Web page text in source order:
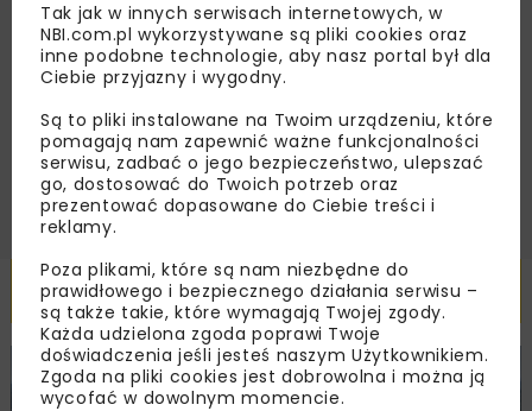
Zapoznałam/em się zPolityką Prywatnościi
Regulaminemoraz wyrażam zgodę na otrzymywanie na
podany przeze mnie adres e-mail korespondencji
handlowej w postaci newslettera.
ZAPISZ MNIE
Powiązane artykuły
KOLEJ WIADOMOŚCI INWESTYCJE
Tak jak w innych serwisach internetowych, w
NBI.com.pl wykorzystywane są pliki cookies oraz
inne podobne technologie, aby nasz portal był dla
Ciebie przyjazny i wygodny.
Są to pliki instalowane na Twoim urządzeniu, które
pomagają nam zapewnić ważne funkcjonalności
serwisu, zadbać o jego bezpieczeństwo, ulepszać
go, dostosować do Twoich potrzeb oraz
prezentować dopasowane do Ciebie treści i
reklamy.
Poza plikami, które są nam niezbędne do
prawidłowego i bezpiecznego działania serwisu –
są także takie, które wymagają Twojej zgody.
Każda udzielona zgoda poprawi Twoje
doświadczenia jeśli jesteś naszym Użytkownikiem.
Zgoda na pliki cookies jest dobrowolna i można ją
wycofać w dowolnym momencie.